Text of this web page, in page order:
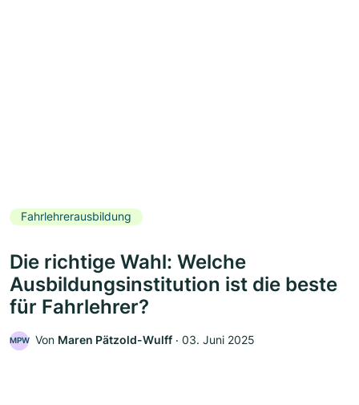
Fahrlehrerausbildung
Die richtige Wahl: Welche
Ausbildungsinstitution ist die beste
für Fahrlehrer?
MPW Von Maren Pätzold-Wulff ‧ 03. Juni 2025